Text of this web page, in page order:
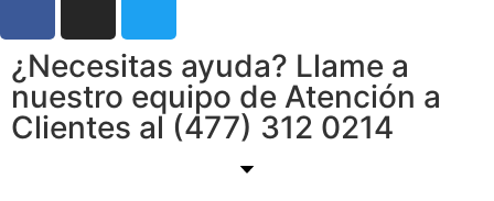
¿Necesitas ayuda? Llame a
nuestro equipo de Atención a
Clientes al (477) 312 0214